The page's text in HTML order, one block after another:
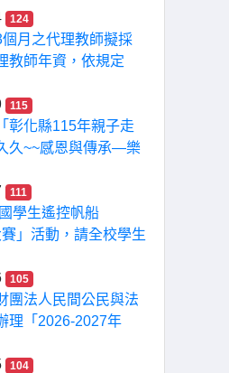
124
月之代理教師擬採
教師年資，依規定
115
彰化縣115年親子走
久~~感恩與傳承—樂
111
學生遙控帆船
」活動，請全校學生
105
團法人民間公民與法
理「2026-2027年
104